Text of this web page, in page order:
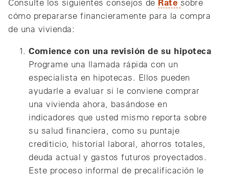
Consulte los siguientes consejos de
sobre
cómo prepararse financieramente para la compra
de una vivienda:
Comience con una revisión de su hipoteca
Programe una llamada rápida con un
especialista en hipotecas. Ellos pueden
ayudarle a evaluar si le conviene comprar
una vivienda ahora, basándose en
indicadores que usted mismo reporta sobre
su salud financiera, como su puntaje
crediticio, historial laboral, ahorros totales,
deuda actual y gastos futuros proyectados.
Este proceso informal de precalificación le